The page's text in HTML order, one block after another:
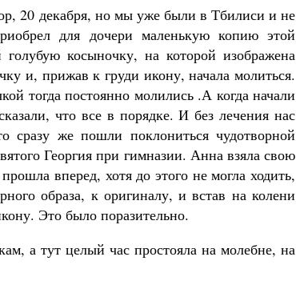
20 декабря, но мы уже были в Тбилиси и не
для дочери маленькую копию этой
косыночку, на которой изображена
и, прижав к груди икону, начала молиться.
тогда постоянно молились .А когда начали
что все в порядке. И без лечения нас
сразу же пошли поклониться чудотворной
Георгия при гимназии. Анна взяла свою
вперед, хотя до этого не могла ходить,
образа, к оригиналу, и встав на колени
Это было поразительно.
а тут целый час простояла на молебне, на